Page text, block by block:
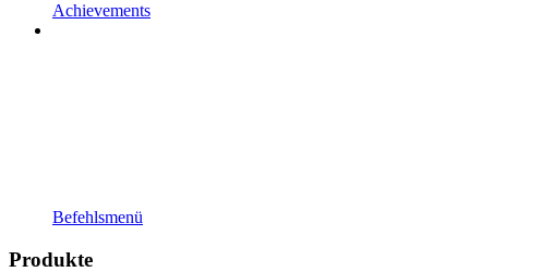
Achievements
Befehlsmenü
Produkte